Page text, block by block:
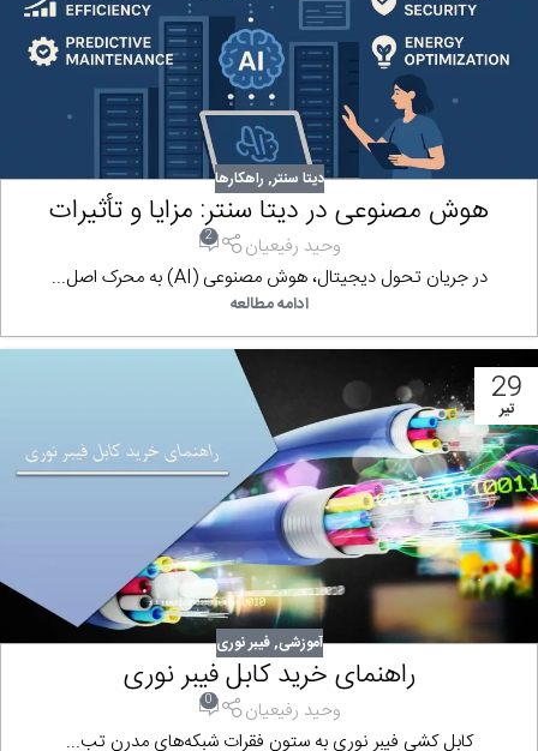
دیتا سنتر, راهکارها
هوش مصنوعی در دیتا سنتر: مزایا و تأثیرات
وحید رفیعیان 2
در جریان تحول دیجیتال، هوش مصنوعی (AI) به محرک اصل...
ادامه مطالعه
29
تیر
آموزشی,فیبر نوری
راهنمای خرید کابل فیبر نوری
وحید رفیعیان 0
کابل‌ کشی فیبر نوری به ستون فقرات شبکه‌های مدرن تب...